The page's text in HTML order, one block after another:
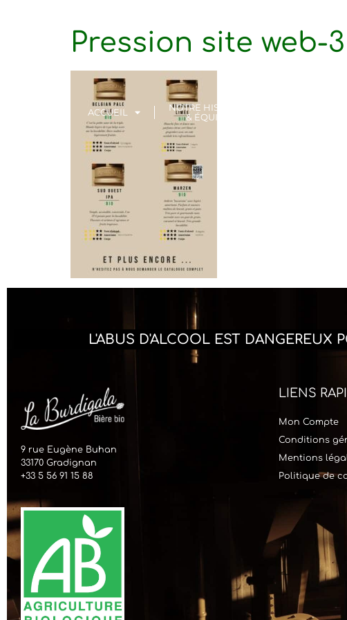
ACCUEIL
NOTRE HISTOIRE
& ÉQUIPE
Pression site web-3
L'ABUS D'ALCOOL EST DANGEREUX
9 rue Eugène Buhan
33170 Gradignan
+33 5 56 91 15 88
LIENS
Mon Compte
Conditions
Mentions
Politique de